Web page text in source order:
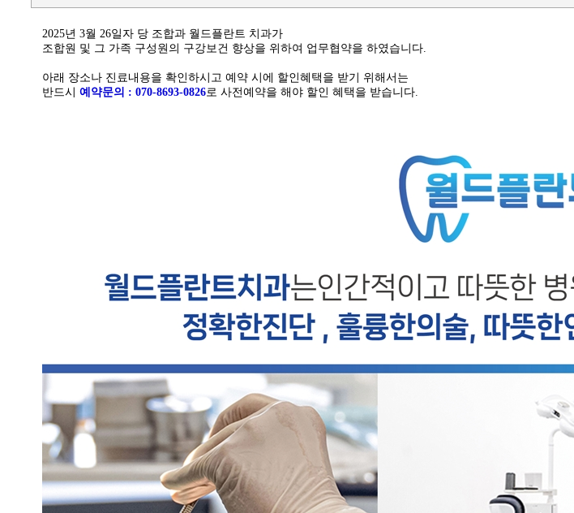
Q&A
2025년 3월 26일자 당 조합과 월드플란트 치과가
조합원 및 그 가족 구성원의 구강보건 향상을 위하여 업무협약을 하였습니다.
아래 장소나 진료내용을 확인하시고 예약 시에 할인혜택을 받기 위해서는
반드시 예약문의 : 070-8693-0826로 사전예약을 해야 할인 혜택을 받습니다.